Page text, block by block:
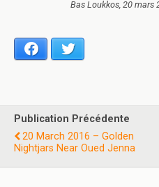
Bas Loukkos, 20
Facebook
Publication Précédente
20 March 2016 – Golden
Nightjars Near Oued Jenna